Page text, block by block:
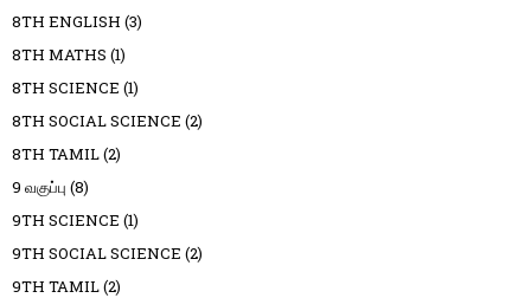
8TH ENGLISH (3)
8TH MATHS (1)
8TH SCIENCE (1)
8TH SOCIAL SCIENCE (2)
8TH TAMIL(2)
9 வகுப்பு (8)
9TH SCIENCE (1)
9TH SOCIAL SCIENCE (2)
9TH TAMIL(2)